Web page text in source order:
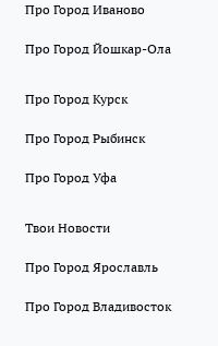
Про Город Иваново
Про Город Йошкар-Ола
Про Город Курск
Про Город Рыбинск
Про Город Уфа
Твои Новости
Про Город Ярославль
Про Город Владивосток